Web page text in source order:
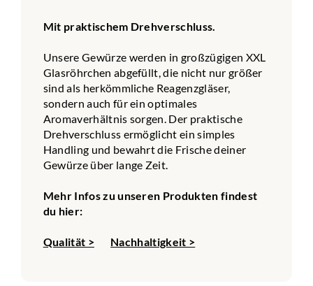
Mit praktischem Drehverschluss.
Unsere Gewürze werden in großzügigen XXL
Glasröhrchen abgefüllt, die nicht nur größer
sind als herkömmliche Reagenzgläser,
sondern auch für ein optimales
Aromaverhältnis sorgen. Der praktische
Drehverschluss ermöglicht ein simples
Handling und bewahrt die Frische deiner
Gewürze über lange Zeit.
Mehr Infos zu unseren Produkten findest
du hier:
Qualität > Nachhaltigkeit >